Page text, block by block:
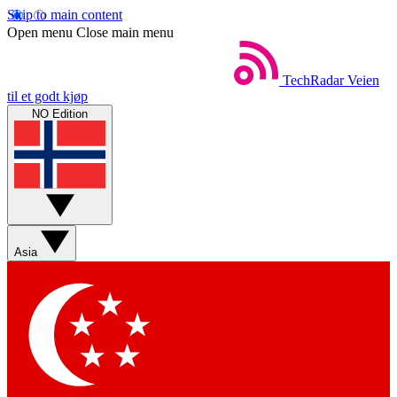
Skip to main content
Open menu Close main menu
TechRadar Veien
til et godt kjøp
NO Edition
Asia